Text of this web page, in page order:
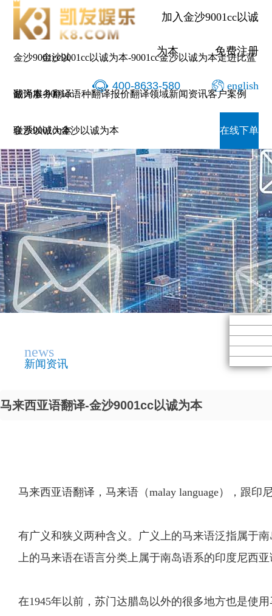
加入金沙9001cc以诚
为本 免费注册
400-8633-580 english
金沙9001cc以
诚为本-9001cc
金沙以诚为本
金沙9001cc以诚为本-9001cc金沙以诚为本走进比蓝
翻译服务翻译语种翻译报价翻译领域新闻资讯客户案例
联系9001cc金沙以诚为本 在线下单
news
新闻资讯
马来西亚语翻译-金沙9001cc以诚为本
马来西亚语翻译，马来语（malay language），跟
有广义和狭义两种含义。广义上的马来语泛指属于
上的马来语在语言分类上属于南岛语系的印度尼西亚
在1945年以前，苏门达腊岛以外的很多地方也是使